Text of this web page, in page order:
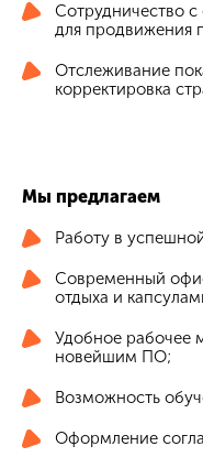
Сотрудничество
для продвижения
Отслеживание
корректировка
Мы предлагаем
Работу в
Современный
отдыха и
Удобное
новейшим ПО;
Возможность
Оформление